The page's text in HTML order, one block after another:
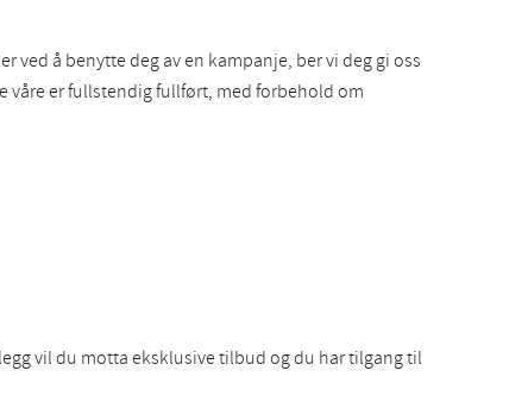
å benytte deg av en kampanje, ber vi deg gi oss
våre er fullstendig fullført, med forbehold om
vil du motta eksklusive tilbud og du har tilgang til